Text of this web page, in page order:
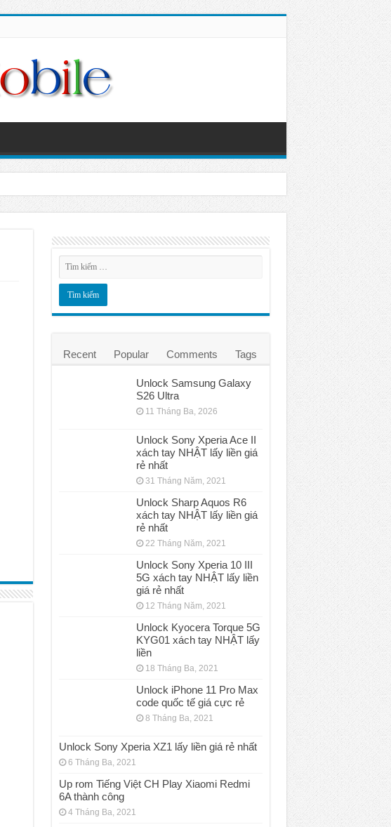
Recent Popular Comments Tags
Unlock Samsung Galaxy
S26 Ultra
11 Tháng Ba, 2026
Unlock Sony Xperia Ace II
xách tay NHẬT lấy liền giá
rẻ nhất
31 Tháng Năm, 2021
Unlock Sharp Aquos R6
xách tay NHẬT lấy liền giá
rẻ nhất
22 Tháng Năm, 2021
Unlock Sony Xperia 10 III
5G xách tay NHẬT lấy liền
giá rẻ nhất
12 Tháng Năm, 2021
Unlock Kyocera Torque 5G
KYG01 xách tay NHẬT lấy
liền
18 Tháng Ba, 2021
Unlock iPhone 11 Pro Max
code quốc tế giá cực rẻ
8 Tháng Ba, 2021
Unlock Sony Xperia XZ1 lấy liền giá rẻ nhất
6 Tháng Ba, 2021
Up rom Tiếng Việt CH Play Xiaomi Redmi
6A thành công
4 Tháng Ba, 2021